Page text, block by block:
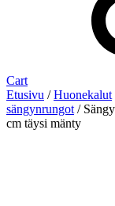
Cart
Etusivu /Huonekalut
sängynrungot /
cm täysi mänty